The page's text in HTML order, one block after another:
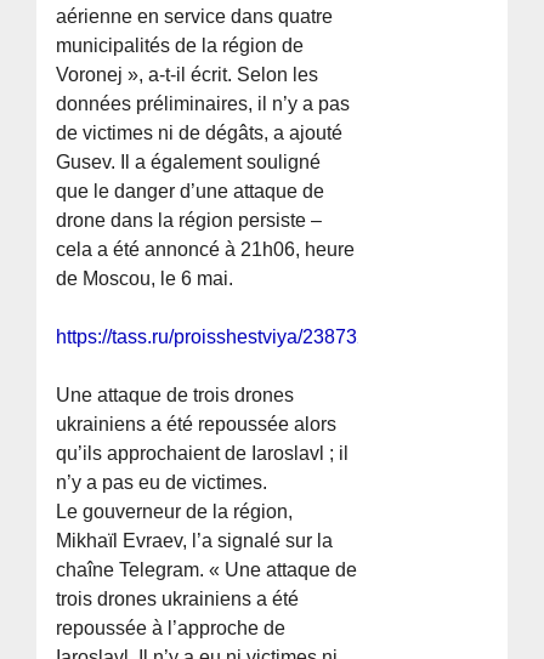
aérienne en service dans quatre
municipalités de la région de
Voronej », a-t-il écrit. Selon les
données préliminaires, il n’y a pas
de victimes ni de dégâts, a ajouté
Gusev. Il a également souligné
que le danger d’une attaque de
drone dans la région persiste –
cela a été annoncé à 21h06, heure
de Moscou, le 6 mai.
https://tass.ru/proisshestviya/23873261
Une attaque de trois drones
ukrainiens a été repoussée alors
qu’ils approchaient de Iaroslavl ; il
n’y a pas eu de victimes.
Le gouverneur de la région,
Mikhaïl Evraev, l’a signalé sur la
chaîne Telegram. « Une attaque de
trois drones ukrainiens a été
repoussée à l’approche de